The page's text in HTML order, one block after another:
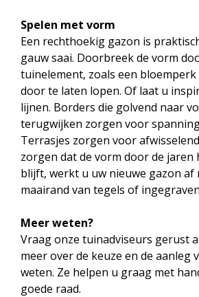
Spelen met vorm
Een rechthoekig gazon is
gauw saai. Doorbreek de vorm
tuinelement, zoals een
door te laten lopen. Of laat u
lijnen. Borders die golvend naar
terugwijken zorgen voor
Terrasjes zorgen voor
zorgen dat de vorm door de jaren
blijft, werkt u uw nieuwe gazon af
maairand van tegels of
Meer weten?
Vraag onze tuinadviseurs gerust
meer over de keuze en de aanleg
weten. Ze helpen u graag met
goede raad.